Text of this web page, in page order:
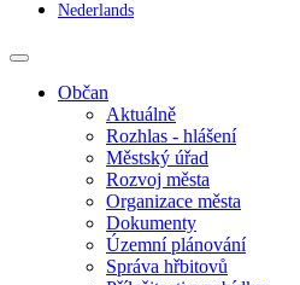
Nederlands
Občan
Aktuálně
Rozhlas - hlášení
Městský úřad
Rozvoj města
Organizace města
Dokumenty
Územní plánování
Správa hřbitovů